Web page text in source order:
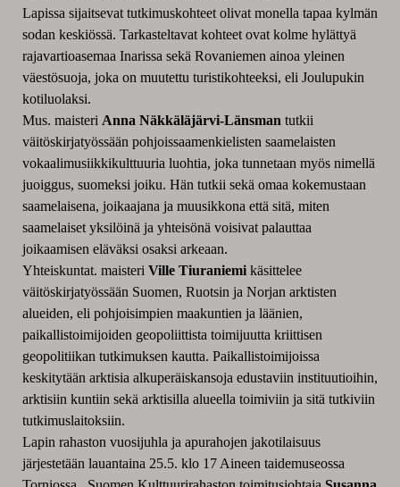
Lapissa sijaitsevat tutkimuskohteet olivat monella tapaa kylmän
sodan keskiössä. Tarkasteltavat kohteet ovat kolme hylättyä
rajavartioasemaa Inarissa sekä Rovaniemen ainoa yleinen
väestösuoja, joka on muutettu turistikohteeksi, eli Joulupukin
kotiluolaksi.
Mus. maisteri Anna Näkkäläjärvi-Länsman tutkii
väitöskirjatyössään pohjoissaamenkielisten saamelaisten
vokaalimusiikkikulttuuria luohtia, joka tunnetaan myös nimellä
juoiggus, suomeksi joiku. Hän tutkii sekä omaa kokemustaan
saamelaisena, joikaajana ja muusikkona että sitä, miten
saamelaiset yksilöinä ja yhteisönä voisivat palauttaa
joikaamisen eläväksi osaksi arkeaan.
Yhteiskuntat. maisteri Ville Tiuraniemikäsittelee
väitöskirjatyössään Suomen, Ruotsin ja Norjan arktisten
alueiden, eli pohjoisimpien maakuntien ja läänien,
paikallistoimijoiden geopoliittista toimijuutta kriittisen
geopolitiikan tutkimuksen kautta. Paikallistoimijoissa
keskitytään arktisia alkuperäiskansoja edustaviin instituutioihin,
arktisiin kuntiin sekä arktisilla alueella toimiviin ja sitä tutkiviin
tutkimuslaitoksiin.
Lapin rahaston vuosijuhla ja apurahojen jakotilaisuus
järjestetään lauantaina 25.5. klo 17 Aineen taidemuseossa